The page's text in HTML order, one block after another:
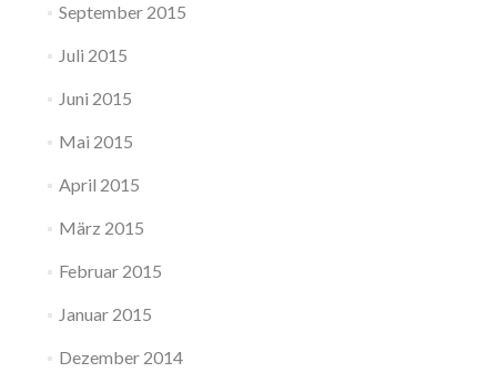
September 2015
Juli 2015
Juni 2015
Mai 2015
April 2015
März 2015
Februar 2015
Januar 2015
Dezember 2014